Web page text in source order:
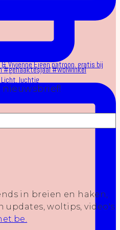
Licht, luchtig
in breien en haken,
updates, woltips, video's